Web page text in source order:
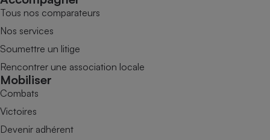
Tous nos comparateurs
Nos services
Soumettre un litige
Rencontrer une association locale
Mobiliser
Combats
Victoires
Devenir adhérent